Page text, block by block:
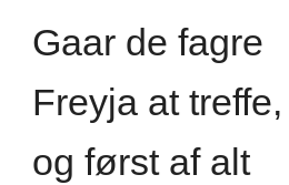
Gaar de fagre
Freyja at treffe,
og først af alt